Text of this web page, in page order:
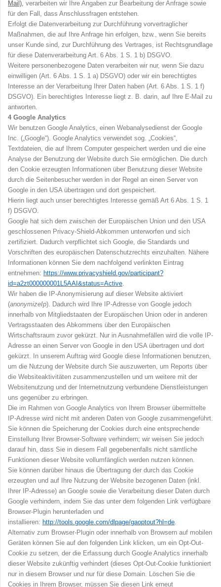
Mail), verarbeiten wir Ihre Angaben zur Bearbeitung der Anfrage sowie
für den Fall, dass Anschlussfragen entstehen.
Erfolgt die Datenverarbeitung zur Durchführung vorvertraglicher
Maßnahmen, die auf Ihre Anfrage hin erfolgen, bzw., wenn Sie bereits
unser Kunde sind, zur Durchführung des Vertrages, ist Rechtsgrundlage
für diese Datenverarbeitung Art. 6 Abs. 1 S. 1 b) DSGVO.
Weitere personenbezogene Daten verarbeiten wir nur, wenn Sie dazu
einwilligen (Art. 6 Abs. 1 S. 1 a) DSGVO) oder wir ein berechtigtes
Interesse an der Verarbeitung Ihrer Daten haben (Art. 6 Abs. 1 S. 1 f)
DSGVO). Ein berechtigtes Interesse liegt z. B. darin, auf Ihre E-Mail zu
antworten.
4 Google Analytics
Wir benutzen Google Analytics, einen Webanalysedienst der Google
Inc. („Google“). Google Analytics verwendet sog. „Cookies“,
Textdateien, die auf Ihrem Computer gespeichert werden und die eine
Analyse der Benutzung der Website durch Sie ermöglichen. Die durch
den Cookie erzeugten Informationen über Benutzung dieser Website
durch die Seitenbesucher werden in der Regel an einen Server von
Google in den USA übertragen und dort gespeichert.
Hierin liegt auch unser berechtigtes Interesse gemäß Art 6 Abs. 1 S. 1
f) DSGVO.
Google hat sich dem zwischen der Europäischen Union und den USA
geschlossenen Privacy-Shield-Abkommen unterworfen und sich
zertifiziert. Dadurch verpflichtet sich Google, die Standards und
Vorschriften des europäischen Datenschutzrechts einzuhalten. Nähere
Informationen können Sie dem nachfolgend verlinkten Eintrag
entnehmen: https://www.privacyshield.gov/participant?
id=a2zt000000001L5AAI&status=Active.
Wir haben die IP-Anonymisierung auf dieser Website aktiviert
(anonymizeIp). Dadurch wird Ihre IP-Adresse von Google jedoch
innerhalb von Mitgliedstaaten der Europäischen Union oder in anderen
Vertragsstaaten des Abkommens über den Europäischen
Wirtschaftsraum zuvor gekürzt. Nur in Ausnahmefällen wird die volle IP-
Adresse an einen Server von Google in den USA übertragen und dort
gekürzt. In unserem Auftrag wird Google diese Informationen benutzen,
um die Nutzung der Website durch Sie auszuwerten, um Reports über
die Websiteaktivitäten zusammenzustellen und um weitere mit der
Websitenutzung und der Internetnutzung verbundene Dienstleistungen
uns gegenüber zu erbringen.
Die im Rahmen von Google Analytics von Ihrem Browser übermittelte
IP-Adresse wird nicht mit anderen Daten von Google zusammengeführt.
Sie können die Speicherung der Cookies durch eine entsprechende
Einstellung Ihrer Browser-Software verhindern; wir weisen Sie jedoch
darauf hin, dass Sie in diesem Fall gegebenenfalls nicht sämtliche
Funktionen dieser Website vollumfänglich werden nutzen können.
Sie können darüber hinaus die Übertragung der durch das Cookie
erzeugten und auf Ihre Nutzung der Website bezogenen Daten (inkl.
Ihrer IP-Adresse) an Google sowie die Verarbeitung dieser Daten durch
Google verhindern, indem Sie das unter dem folgenden Link verfügbare
Browser-Plugin herunterladen und
installieren: http://tools.google.com/dlpage/gaoptout?hl=de.
Alternativ zum Browser-Plugin oder innerhalb von Browsern auf mobilen
Geräten können Sie auf den folgenden Link klicken, um ein Opt-Out-
Cookie zu setzen, der die Erfassung durch Google Analytics innerhalb
dieser Website zukünftig verhindert (dieses Opt-Out-Cookie funktioniert
nur in diesem Browser und nur für diese Domain. Löschen Sie die
Cookies in Ihrem Browser, müssen Sie diesen Link erneut